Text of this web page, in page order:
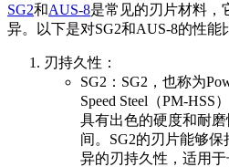
SG2和AUS-8是常见的刃片材料，
异。以下是对SG2和AUS-8的性能
刃持久性：
SG2：SG2，也称为
Speed Steel（PM-HSS
具有出色的硬度和耐磨
间。SG2的刃片能够
异的刃持久性，适用